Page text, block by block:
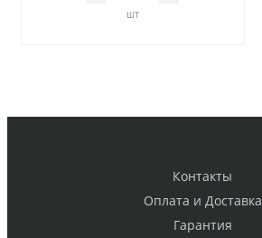
шт
Контакты
Оплата и Доставка
Гарантия